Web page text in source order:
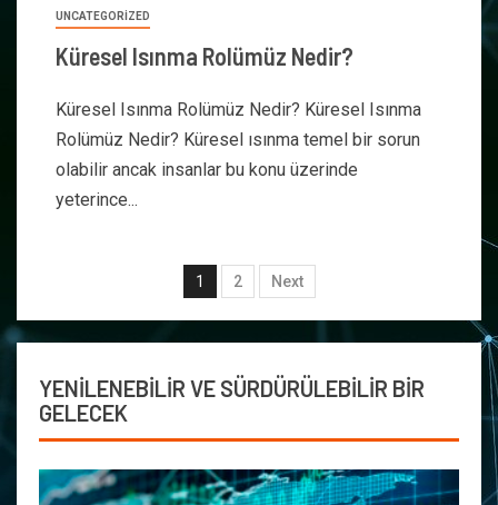
UNCATEGORIZED
Küresel Isınma Rolümüz Nedir?
Küresel Isınma Rolümüz Nedir? Küresel Isınma
Rolümüz Nedir? Küresel ısınma temel bir sorun
olabilir ancak insanlar bu konu üzerinde
yeterince...
1 2 Next
YENİLENEBİLİR VE SÜRDÜRÜLEBİLİR BİR
GELECEK